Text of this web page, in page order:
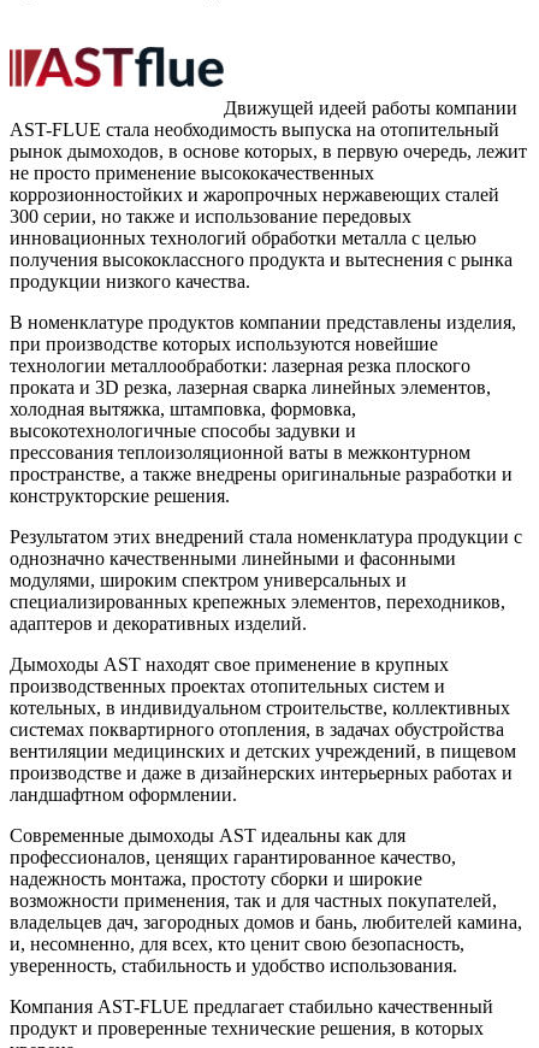
Движущей идеей работы компании
AST-FLUE стала необходимость выпуска на отопительный
рынок дымоходов, в основе которых, в первую очередь, лежит
не просто применение высококачественных
коррозионностойких и жаропрочных нержавеющих сталей
300 серии, но также и использование передовых
инновационных технологий обработки металла с целью
получения высококлассного продукта и вытеснения с рынка
продукции низкого качества.
В номенклатуре продуктов компании представлены изделия,
при производстве которых используются новейшие
технологии металлообработки: лазерная резка плоского
проката и 3D резка, лазерная сварка линейных элементов,
холодная вытяжка, штамповка, формовка,
высокотехнологичные способы задувки и
прессования теплоизоляционной ваты в межконтурном
пространстве, а также внедрены оригинальные разработки и
конструкторские решения.
Результатом этих внедрений стала номенклатура продукции с
однозначно качественными линейными и фасонными
модулями, широким спектром универсальных и
специализированных крепежных элементов, переходников,
адаптеров и декоративных изделий.
Дымоходы AST находят свое применение в крупных
производственных проектах отопительных систем и
котельных, в индивидуальном строительстве, коллективных
системах поквартирного отопления, в задачах обустройства
вентиляции медицинских и детских учреждений, в пищевом
производстве и даже в дизайнерских интерьерных работах и
ландшафтном оформлении.
Современные дымоходы AST идеальны как для
профессионалов, ценящих гарантированное качество,
надежность монтажа, простоту сборки и широкие
возможности применения, так и для частных покупателей,
владельцев дач, загородных домов и бань, любителей камина,
и, несомненно, для всех, кто ценит свою безопасность,
уверенность, стабильность и удобство использования.
Компания AST-FLUE предлагает стабильно качественный
продукт и проверенные технические решения, в которых